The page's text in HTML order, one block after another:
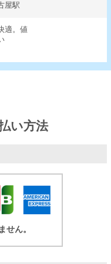
屋駅
適。値
い方法
せん。